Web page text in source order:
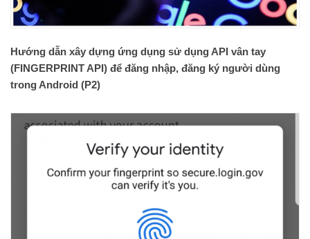
Hướng dẫn xây dựng ứng dụng sử dụng API vân tay
(FINGERPRINT API) để đăng nhập, đăng ký người dùng
trong Android (P2)